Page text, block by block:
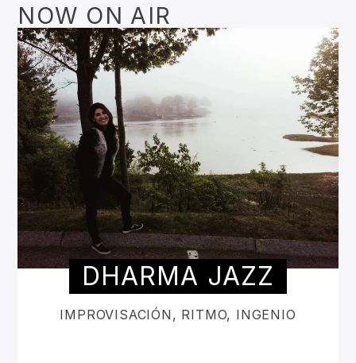
NOW ON AIR
DHARMA JAZZ
IMPROVISACIÓN, RITMO, INGENIO